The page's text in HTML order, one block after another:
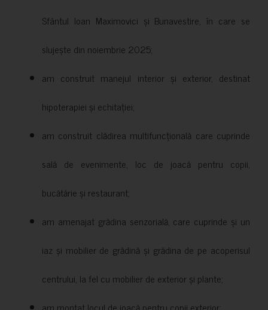
Sfântul Ioan Maximovici și Bunavestire, în care se
slujește din noiembrie 2025;
am construit manejul interior și exterior, destinat
hipoterapiei și echitației;
am construit clădirea multifuncțională care cuprinde
sală de evenimente, loc de joacă pentru copii,
bucătărie și restaurant;
am amenajat grădina senzorială, care cuprinde și un
iaz și mobilier de grădină și grădina de pe acoperisul
centrului, la fel cu mobilier de exterior și plante;